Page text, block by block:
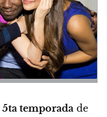
5ta temporada de